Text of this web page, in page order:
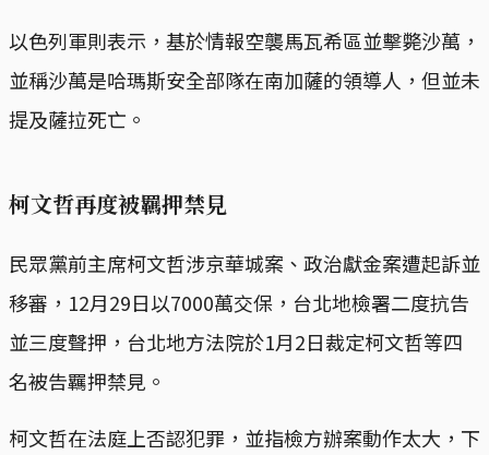
以色列軍則表示，基於情報空襲馬瓦希區並擊斃沙萬，
並稱沙萬是哈瑪斯安全部隊在南加薩的領導人，但並未
提及薩拉死亡。
柯文哲再度被羈押禁見
民眾黨前主席柯文哲涉京華城案、政治獻金案遭起訴並
移審，12月29日以7000萬交保，台北地檢署二度抗告
並三度聲押，台北地方法院於1月2日裁定柯文哲等四
名被告羈押禁見。
柯文哲在法庭上否認犯罪，並指檢方辦案動作太大，下